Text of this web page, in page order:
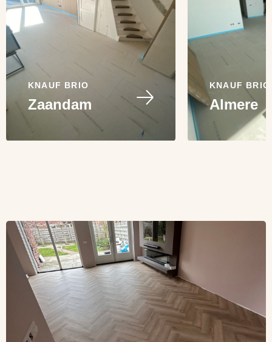
KNAUF BRIO
Zaandam
KNAUF BRIO
Almere